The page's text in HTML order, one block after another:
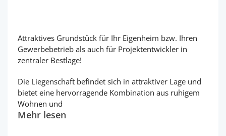
Attraktives Grundstück für Ihr Eigenheim bzw. Ihren
Gewerbebetrieb als auch für Projektentwickler in
zentraler Bestlage!
Die Liegenschaft befindet sich in attraktiver Lage und
bietet eine hervorragende Kombination aus ruhigem
Wohnen und
Mehr lesen